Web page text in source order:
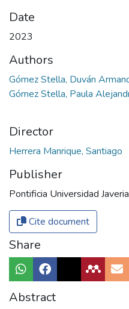
Date
2023
Authors
Gómez Stella, Duván
Gómez Stella, Paula
Director
Herrera Manrique, Santiago
Publisher
Pontificia Universidad
Cite document
Share
Abstract